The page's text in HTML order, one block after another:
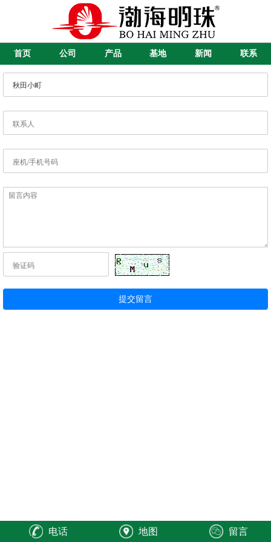
首页 公司 产品 基地 新闻 联系
电话 地图 留言